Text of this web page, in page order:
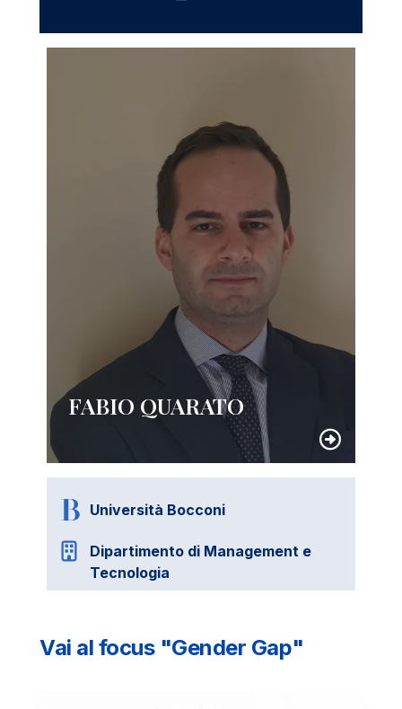
FABIO QUARATO
Università Bocconi
Dipartimento di Management e
Tecnologia
Vai al focus "Gender Gap"